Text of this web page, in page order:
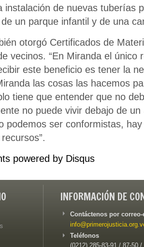
instalación de nuevas tuberías
un parque infantil y de una
otorgó Certificados de
vecinos. “En Miranda el único
este beneficio es tener la
las cosas las hacemos
tiene que entender que no
no puede vivir debajo de
podemos ser conformistas,
powered by Disqus
INFORMACIÓN DE
Contáctenos por
Teléfonos
(0212) 285-83-91 / 87-50 /